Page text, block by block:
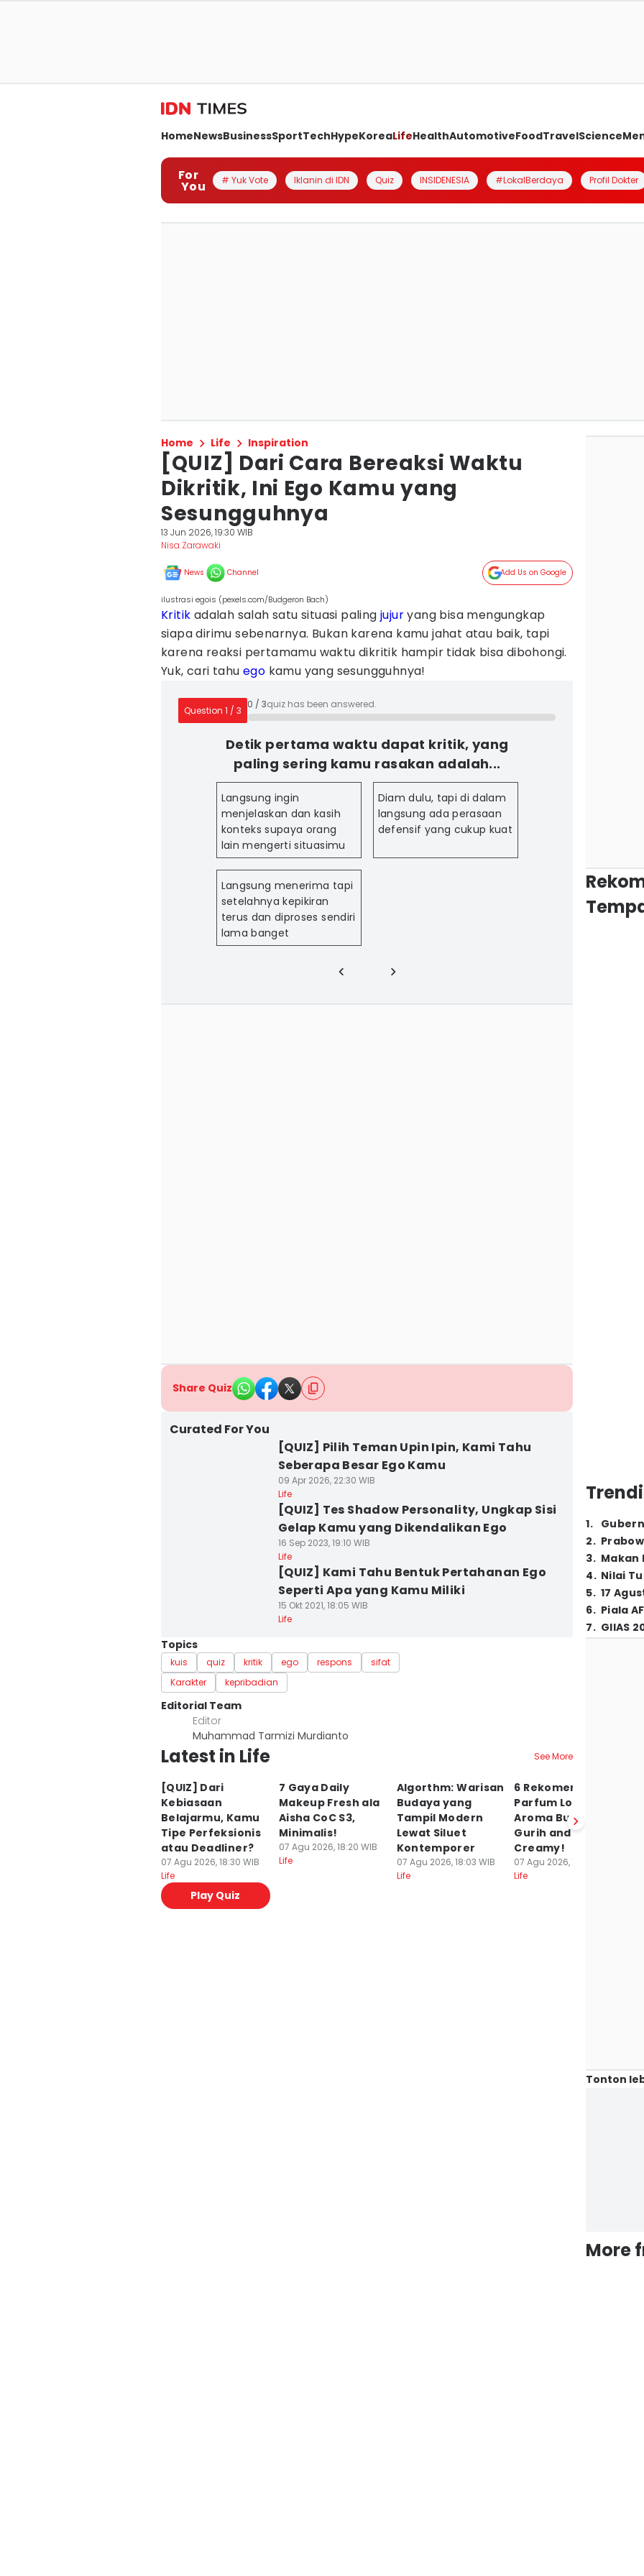
HomeNewsBusinessSportTechHypeKoreaLifeHealthAutomotiveFoodTravelScience
For
You # Yuk Vote Iklanin di IDN Quiz INSIDENESIA #LokalBerdaya Profil Dokter
Home Life Inspiration
[QUIZ] Dari Cara Bereaksi Waktu
Dikritik, Ini Ego Kamu yang
Sesungguhnya
13 Jun 2026, 19:30 WIB
Nisa Zarawaki
News Channel Add Us on Google
ilustrasi egois (pexels.com/Budgeron Bach)
Kritik adalah salah satu situasi palingjujuryang bisa mengungkap
siapa dirimu sebenarnya. Bukan karena kamu jahat atau baik, tapi
karena reaksi pertamamu waktu dikritik hampir tidak bisa dibohongi.
Yuk, cari tahuego kamu yang sesungguhnya!
Question 1 / 3
0 / 3quiz has been answered.
Detik pertama waktu dapat kritik, yang
paling sering kamu rasakan adalah...
Langsung ingin
menjelaskan dan kasih
konteks supaya orang
lain mengerti situasimu
Diam dulu, tapi di dalam
langsung ada perasaan
defensif yang cukup kuat
Langsung menerima tapi
setelahnya kepikiran
terus dan diproses sendiri
lama banget
Share Quiz
Curated For You
[QUIZ] Pilih Teman Upin Ipin, Kami Tahu
Seberapa Besar Ego Kamu
09 Apr 2026, 22:30 WIB
Life
[QUIZ] Tes Shadow Personality, Ungkap Sisi
Gelap Kamu yang Dikendalikan Ego
16 Sep 2023, 19:10 WIB
Life
[QUIZ] Kami Tahu Bentuk Pertahanan Ego
Seperti Apa yang Kamu Miliki
15 Okt 2021, 18:05 WIB
Life
Topics
kuis quiz kritik ego respons
sifat
Karakter
kepribadian
Editorial Team
Editor
Muhammad Tarmizi Murdianto
Latest in Life See More
[QUIZ] Dari
Kebiasaan
Belajarmu, Kamu
Tipe Perfeksionis
atau Deadliner?
07 Agu 2026, 18:30 WIB
Life
Play Quiz
7 Gaya Daily
Makeup Fresh ala
Aisha CoC S3,
Minimalis!
07 Agu 2026, 18:20 WIB
Life
Algorthm: Warisan
Budaya yang
Tampil Modern
Lewat Siluet
Kontemporer
07 Agu 2026, 18:03 WIB
Life
6 Rekomendasi
Parfum Lokal
Aroma Butter,
Gurih and
Creamy!
07 Agu 2026, 17:30 WIB
Life
1.
2.
3. Makan
4. Nilai
5. 17
6. Piala
7. GIIAS
Tonton
More